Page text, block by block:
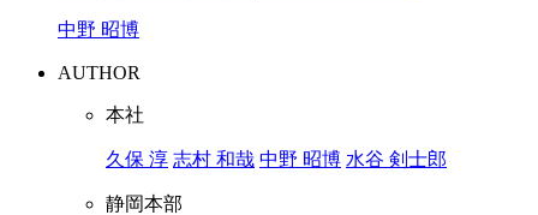
中野 昭博
AUTHOR
本社
久保 淳 志村 和哉 中野 昭博 水谷 剣士郎
静岡本部